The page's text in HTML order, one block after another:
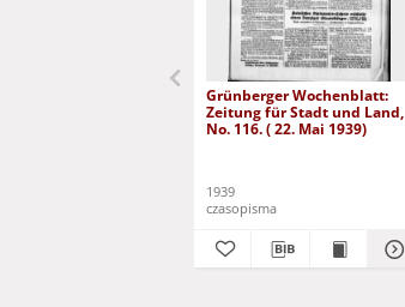
Grünberger Wochenblatt:
Zeitung für Stadt und Land,
No. 116. ( 22. Mai 1939)
1939
czasopisma